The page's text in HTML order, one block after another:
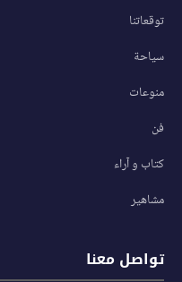
توقعاتنا
سياحة
منوعات
فن
كتاب و آراء
مشاهير
تواصل معنا